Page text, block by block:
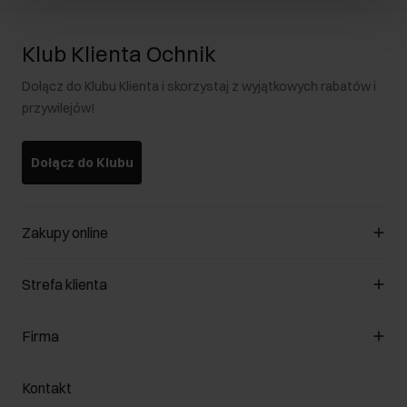
Klub Klienta Ochnik
Dołącz do Klubu Klienta i skorzystaj z wyjątkowych rabatów i
przywilejów!
Dołącz do Klubu
Zakupy online
Zarządzaj cookies
Formy płatności
Jak dokonać zwrotu?
Strefa klienta
Klub Klienta
Zwróć produkty
Firma
O nas
Kontakt